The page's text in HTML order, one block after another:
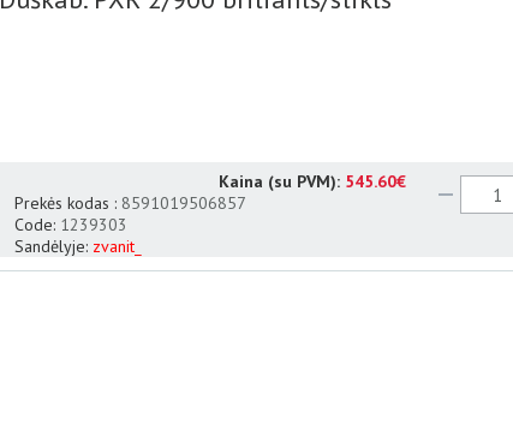
Kaina (su PVM): 545.60€
Prekės kodas : 8591019506857
Code: 1239303
Sandėlyje: zvanit_